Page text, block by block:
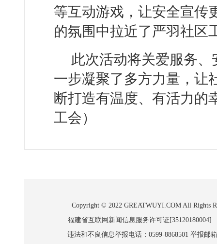
等互动游戏，让安全宣传
的氛围中拉近了严羽社区
此次活动将关爱服务
一步凝聚了多方力量，让
断打造有温度、有活力的
工会）
Copyright © 2022 GREATWUYI.COM All Rights
福建省互联网新闻信息服务许可证
违法和不良信息举报电话：0599-8868501 举报邮